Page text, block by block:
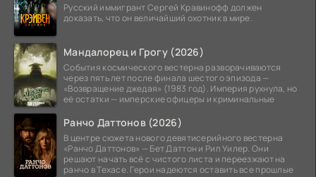
Русский иммигрант Сергей Кравинофф должен
доказать, что он величайший охотник в мире.
Мандалорец и Грогу (2026)
События космического вестерна разворачиваются
через пять лет после финала шестого эпизода —
«Возвращение джедая» (1983 год). Империя рухнула, но
её остатки — имперские офицеры и криминальные
Ранчо Даттонов (2026)
В центре сюжета нового девятисерийного вестерна
«Ранчо Даттонов» — Бет Даттон и Рип Уилер. Они
решают начать всё с чистого листа и переезжают на
ранчо в Техасе. Герои надеются оставить все прошлые